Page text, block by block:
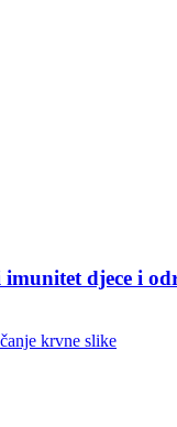
djece i